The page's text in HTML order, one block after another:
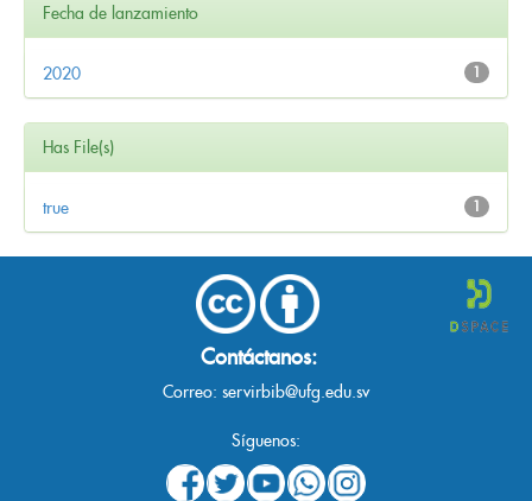
Fecha de lanzamiento
1
2020
Has File(s)
1
true
Contáctanos:
Correo: servirbib@ufg.edu.sv
Síguenos: